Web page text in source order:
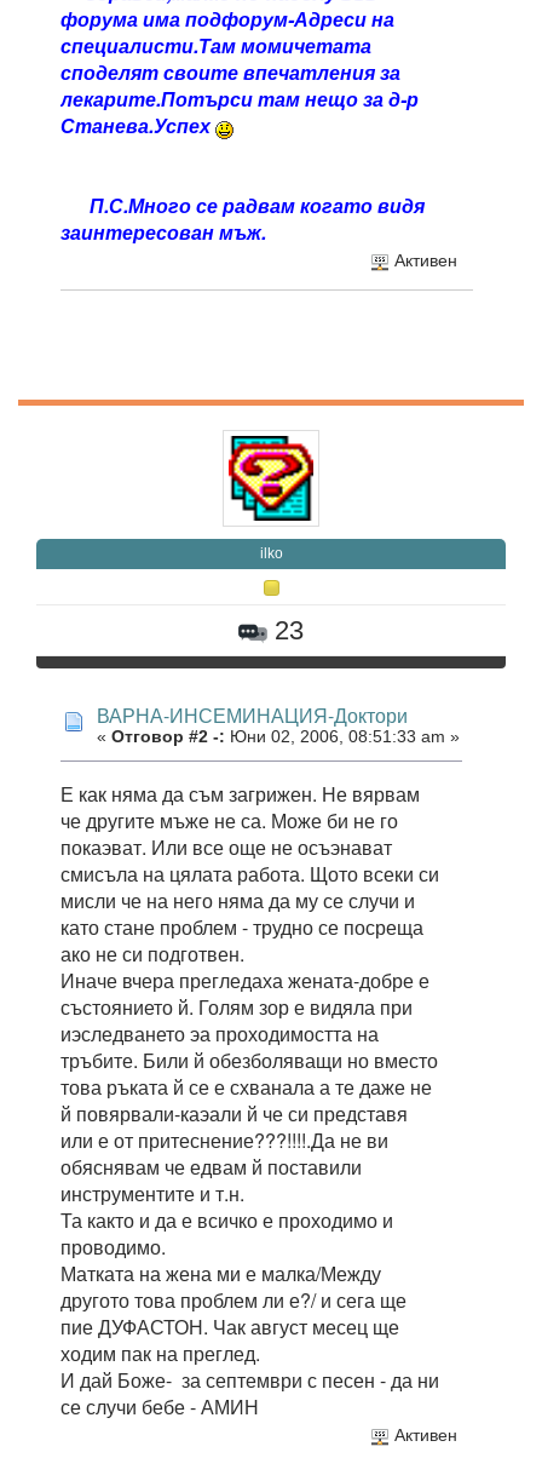
форума има подфорум-Адреси на
специалисти.Там момичетата
споделят своите впечатления за
лекарите.Потърси там нещо за д-р
Станева.Успех
П.С.Много се радвам когато видя
заинтересован мъж.
Активен
ilko
23
ВАРНА-ИНСЕМИНАЦИЯ-Доктори
« Отговор #2 -: Юни 02, 2006, 08:51:33 am »
Е как няма да съм загрижен. Не вярвам
че другите мъже не са. Може би не го
покаэват. Или все още не осъэнават
смисъла на цялата работа. Щото всеки си
мисли че на него няма да му се случи и
като стане проблем - трудно се посреща
ако не си подготвен.
Иначе вчера прегледаха жената-добре е
състоянието й. Голям зор е видяла при
иэследването эа проходимостта на
тръбите. Били й обезболяващи но вместо
това ръката й се е схванала а те даже не
й повярвали-каэали й че си представя
или е от притеснение???!!!!.Да не ви
обяснявам че едвам й поставили
инструментите и т.н.
Та както и да е всичко е проходимо и
проводимо.
Матката на жена ми е малка/Между
другото това проблем ли е?/ и сега ще
пие ДУФАСТОН. Чак август месец ще
ходим пак на преглед.
И дай Боже- за септември с песен - да ни
се случи бебе - АМИН
Активен